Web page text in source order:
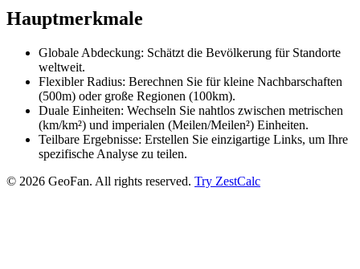
Hauptmerkmale
Globale Abdeckung: Schätzt die Bevölkerung für Standorte
weltweit.
Flexibler Radius: Berechnen Sie für kleine Nachbarschaften
(500m) oder große Regionen (100km).
Duale Einheiten: Wechseln Sie nahtlos zwischen metrischen
(km/km²) und imperialen (Meilen/Meilen²) Einheiten.
Teilbare Ergebnisse: Erstellen Sie einzigartige Links, um Ihre
spezifische Analyse zu teilen.
© 2026 GeoFan. All rights reserved. Try ZestCalc